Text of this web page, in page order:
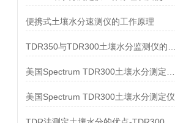
便携式土壤水分速测仪的工作原理
美国Spectrum TDR300土壤水分测定仪